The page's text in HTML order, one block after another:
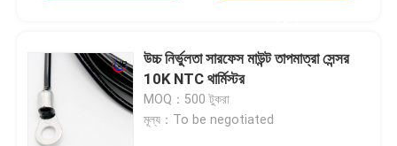
উচ্চ নির্ভুলতা সারফেস মাউন্ট তাপমাত্রা সেন্সর
10K NTC থার্মিস্টর
MOQ：500 টুকরা
মূল্য：To be negotiated